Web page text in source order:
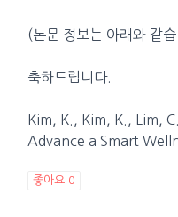
(논문 정보는 아래와 같
축하드립니다.
Kim, K., Kim, K., Lim,
Advance a Smart
좋아요 0